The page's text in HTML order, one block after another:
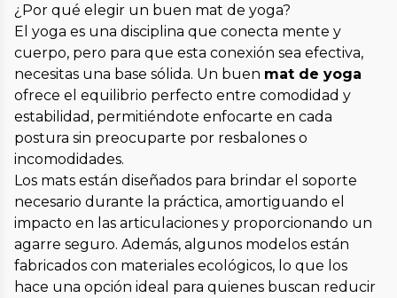
¿Por qué elegir un buen mat de yoga?
El yoga es una disciplina que conecta mente y
cuerpo, pero para que esta conexión sea efectiva,
necesitas una base sólida. Un buen mat de yoga
ofrece el equilibrio perfecto entre comodidad y
estabilidad, permitiéndote enfocarte en cada
postura sin preocuparte por resbalones o
incomodidades.
Los mats están diseñados para brindar el soporte
necesario durante la práctica, amortiguando el
impacto en las articulaciones y proporcionando un
agarre seguro. Además, algunos modelos están
fabricados con materiales ecológicos, lo que los
hace una opción ideal para quienes buscan reducir